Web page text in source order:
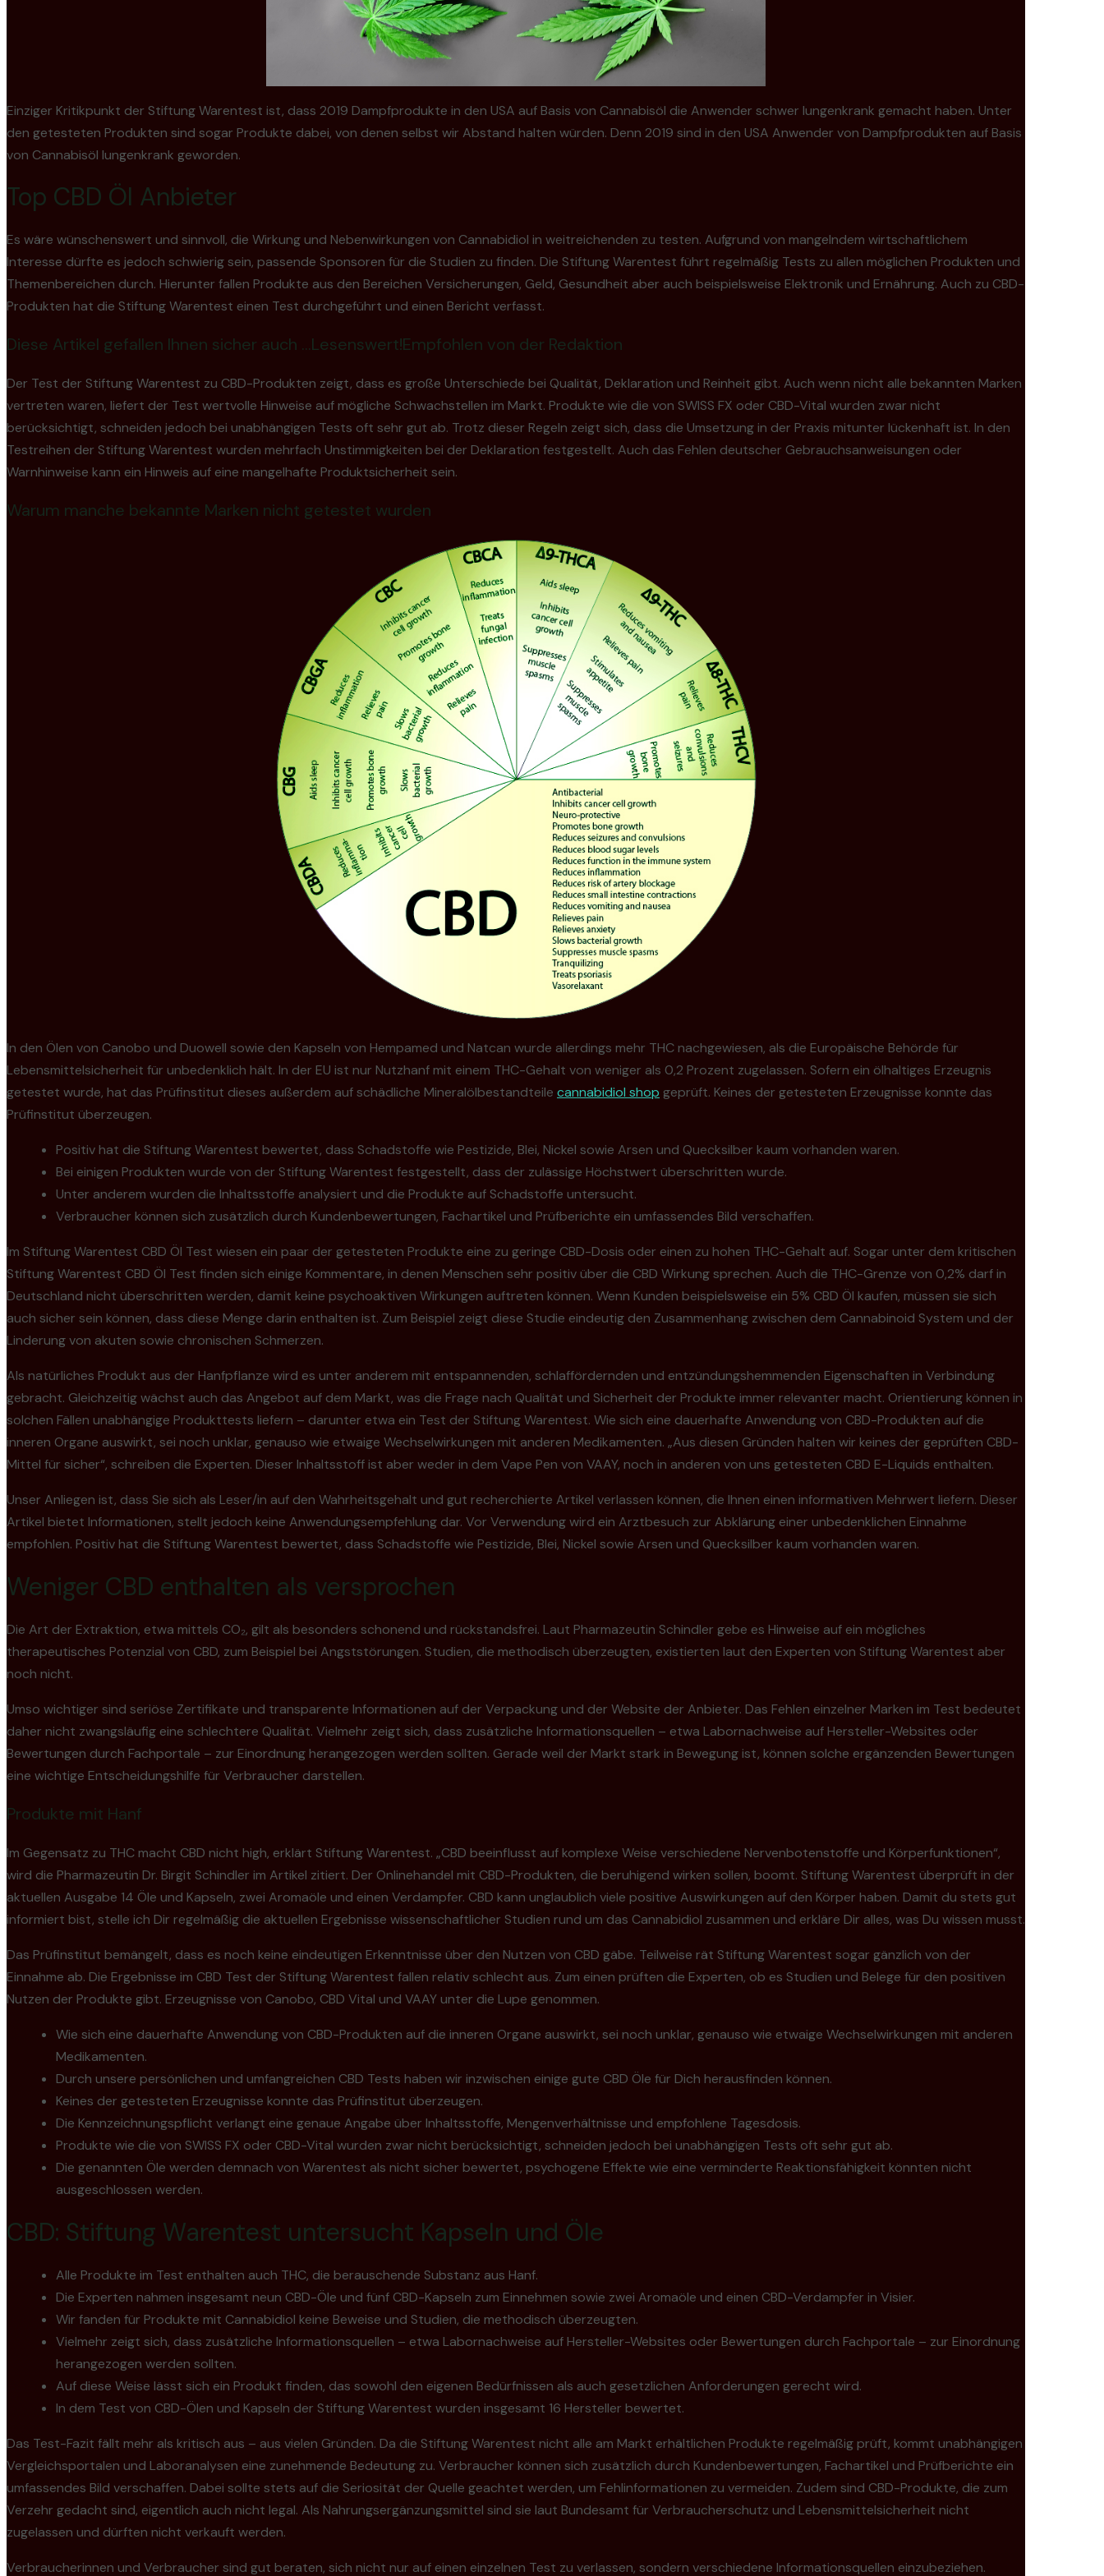
Einziger Kritikpunkt der Stiftung Warentest ist, dass 2019 Dampfprodukte in den USA auf Basis von Cannabisöl die Anwender schwer lungenkrank gemacht haben. Unter
den getesteten Produkten sind sogar Produkte dabei, von denen selbst wir Abstand halten würden. Denn 2019 sind in den USA Anwender von Dampfprodukten auf Basis
von Cannabisöl lungenkrank geworden.
Top CBD Öl Anbieter
Es wäre wünschenswert und sinnvoll, die Wirkung und Nebenwirkungen von Cannabidiol in weitreichenden zu testen. Aufgrund von mangelndem wirtschaftlichem
Interesse dürfte es jedoch schwierig sein, passende Sponsoren für die Studien zu finden. Die Stiftung Warentest führt regelmäßig Tests zu allen möglichen Produkten und
Themenbereichen durch. Hierunter fallen Produkte aus den Bereichen Versicherungen, Geld, Gesundheit aber auch beispielsweise Elektronik und Ernährung. Auch zu CBD-
Produkten hat die Stiftung Warentest einen Test durchgeführt und einen Bericht verfasst.
Diese Artikel gefallen Ihnen sicher auch …Lesenswert!Empfohlen von der Redaktion
Der Test der Stiftung Warentest zu CBD-Produkten zeigt, dass es große Unterschiede bei Qualität, Deklaration und Reinheit gibt. Auch wenn nicht alle bekannten Marken
vertreten waren, liefert der Test wertvolle Hinweise auf mögliche Schwachstellen im Markt. Produkte wie die von SWISS FX oder CBD-Vital wurden zwar nicht
berücksichtigt, schneiden jedoch bei unabhängigen Tests oft sehr gut ab. Trotz dieser Regeln zeigt sich, dass die Umsetzung in der Praxis mitunter lückenhaft ist. In den
Testreihen der Stiftung Warentest wurden mehrfach Unstimmigkeiten bei der Deklaration festgestellt. Auch das Fehlen deutscher Gebrauchsanweisungen oder
Warnhinweise kann ein Hinweis auf eine mangelhafte Produktsicherheit sein.
Warum manche bekannte Marken nicht getestet wurden
In den Ölen von Canobo und Duowell sowie den Kapseln von Hempamed und Natcan wurde allerdings mehr THC nachgewiesen, als die Europäische Behörde für
Lebensmittelsicherheit für unbedenklich hält. In der EU ist nur Nutzhanf mit einem THC-Gehalt von weniger als 0,2 Prozent zugelassen. Sofern ein ölhaltiges Erzeugnis
getestet wurde, hat das Prüfinstitut dieses außerdem auf schädliche Mineralölbestandteile cannabidiol shop geprüft. Keines der getesteten Erzeugnisse konnte das
Prüfinstitut überzeugen.
Positiv hat die Stiftung Warentest bewertet, dass Schadstoffe wie Pestizide, Blei, Nickel sowie Arsen und Quecksilber kaum vorhanden waren.
Bei einigen Produkten wurde von der Stiftung Warentest festgestellt, dass der zulässige Höchstwert überschritten wurde.
Unter anderem wurden die Inhaltsstoffe analysiert und die Produkte auf Schadstoffe untersucht.
Verbraucher können sich zusätzlich durch Kundenbewertungen, Fachartikel und Prüfberichte ein umfassendes Bild verschaffen.
Im Stiftung Warentest CBD Öl Test wiesen ein paar der getesteten Produkte eine zu geringe CBD-Dosis oder einen zu hohen THC-Gehalt auf. Sogar unter dem kritischen
Stiftung Warentest CBD Öl Test finden sich einige Kommentare, in denen Menschen sehr positiv über die CBD Wirkung sprechen. Auch die THC-Grenze von 0,2% darf in
Deutschland nicht überschritten werden, damit keine psychoaktiven Wirkungen auftreten können. Wenn Kunden beispielsweise ein 5% CBD Öl kaufen, müssen sie sich
auch sicher sein können, dass diese Menge darin enthalten ist. Zum Beispiel zeigt diese Studie eindeutig den Zusammenhang zwischen dem Cannabinoid System und der
Linderung von akuten sowie chronischen Schmerzen.
Als natürliches Produkt aus der Hanfpflanze wird es unter anderem mit entspannenden, schlaffördernden und entzündungshemmenden Eigenschaften in Verbindung
gebracht. Gleichzeitig wächst auch das Angebot auf dem Markt, was die Frage nach Qualität und Sicherheit der Produkte immer relevanter macht. Orientierung können in
solchen Fällen unabhängige Produkttests liefern – darunter etwa ein Test der Stiftung Warentest. Wie sich eine dauerhafte Anwendung von CBD-Produkten auf die
inneren Organe auswirkt, sei noch unklar, genauso wie etwaige Wechselwirkungen mit anderen Medikamenten. „Aus diesen Gründen halten wir keines der geprüften CBD-
Mittel für sicher“, schreiben die Experten. Dieser Inhaltsstoff ist aber weder in dem Vape Pen von VAAY, noch in anderen von uns getesteten CBD E-Liquids enthalten.
Unser Anliegen ist, dass Sie sich als Leser/in auf den Wahrheitsgehalt und gut recherchierte Artikel verlassen können, die Ihnen einen informativen Mehrwert liefern. Dieser
Artikel bietet Informationen, stellt jedoch keine Anwendungsempfehlung dar. Vor Verwendung wird ein Arztbesuch zur Abklärung einer unbedenklichen Einnahme
empfohlen. Positiv hat die Stiftung Warentest bewertet, dass Schadstoffe wie Pestizide, Blei, Nickel sowie Arsen und Quecksilber kaum vorhanden waren.
Weniger CBD enthalten als versprochen
Die Art der Extraktion, etwa mittels CO₂, gilt als besonders schonend und rückstandsfrei. Laut Pharmazeutin Schindler gebe es Hinweise auf ein mögliches
therapeutisches Potenzial von CBD, zum Beispiel bei Angststörungen. Studien, die methodisch überzeugten, existierten laut den Experten von Stiftung Warentest aber
noch nicht.
Umso wichtiger sind seriöse Zertifikate und transparente Informationen auf der Verpackung und der Website der Anbieter. Das Fehlen einzelner Marken im Test bedeutet
daher nicht zwangsläufig eine schlechtere Qualität. Vielmehr zeigt sich, dass zusätzliche Informationsquellen – etwa Labornachweise auf Hersteller-Websites oder
Bewertungen durch Fachportale – zur Einordnung herangezogen werden sollten. Gerade weil der Markt stark in Bewegung ist, können solche ergänzenden Bewertungen
eine wichtige Entscheidungshilfe für Verbraucher darstellen.
Produkte mit Hanf
Im Gegensatz zu THC macht CBD nicht high, erklärt Stiftung Warentest. „CBD beeinflusst auf komplexe Weise verschiedene Nervenbotenstoffe und Körperfunktionen“,
wird die Pharmazeutin Dr. Birgit Schindler im Artikel zitiert. Der Onlinehandel mit CBD-Produkten, die beruhigend wirken sollen, boomt. Stiftung Warentest überprüft in der
aktuellen Ausgabe 14 Öle und Kapseln, zwei Aromaöle und einen Verdampfer. CBD kann unglaublich viele positive Auswirkungen auf den Körper haben. Damit du stets gut
informiert bist, stelle ich Dir regelmäßig die aktuellen Ergebnisse wissenschaftlicher Studien rund um das Cannabidiol zusammen und erkläre Dir alles, was Du wissen musst.
Das Prüfinstitut bemängelt, dass es noch keine eindeutigen Erkenntnisse über den Nutzen von CBD gäbe. Teilweise rät Stiftung Warentest sogar gänzlich von der
Einnahme ab. Die Ergebnisse im CBD Test der Stiftung Warentest fallen relativ schlecht aus. Zum einen prüften die Experten, ob es Studien und Belege für den positiven
Nutzen der Produkte gibt. Erzeugnisse von Canobo, CBD Vital und VAAY unter die Lupe genommen.
Wie sich eine dauerhafte Anwendung von CBD-Produkten auf die inneren Organe auswirkt, sei noch unklar, genauso wie etwaige Wechselwirkungen mit anderen
Medikamenten.
Durch unsere persönlichen und umfangreichen CBD Tests haben wir inzwischen einige gute CBD Öle für Dich herausfinden können.
Keines der getesteten Erzeugnisse konnte das Prüfinstitut überzeugen.
Die Kennzeichnungspflicht verlangt eine genaue Angabe über Inhaltsstoffe, Mengenverhältnisse und empfohlene Tagesdosis.
Produkte wie die von SWISS FX oder CBD-Vital wurden zwar nicht berücksichtigt, schneiden jedoch bei unabhängigen Tests oft sehr gut ab.
Die genannten Öle werden demnach von Warentest als nicht sicher bewertet, psychogene Effekte wie eine verminderte Reaktionsfähigkeit könnten nicht
ausgeschlossen werden.
CBD: Stiftung Warentest untersucht Kapseln und Öle
Alle Produkte im Test enthalten auch THC, die berauschende Substanz aus Hanf.
Die Experten nahmen insgesamt neun CBD-Öle und fünf CBD-Kapseln zum Einnehmen sowie zwei Aromaöle und einen CBD-Verdampfer in Visier.
Wir fanden für Produkte mit Cannabidiol keine Beweise und Studien, die metho­disch über­zeugten.
Vielmehr zeigt sich, dass zusätzliche Informationsquellen – etwa Labornachweise auf Hersteller-Websites oder Bewertungen durch Fachportale – zur Einordnung
herangezogen werden sollten.
Auf diese Weise lässt sich ein Produkt finden, das sowohl den eigenen Bedürfnissen als auch gesetzlichen Anforderungen gerecht wird.
In dem Test von CBD-Ölen und Kapseln der Stiftung Warentest wurden insgesamt 16 Hersteller bewertet.
Das Test-Fazit fällt mehr als kritisch aus – aus vielen Gründen. Da die Stiftung Warentest nicht alle am Markt erhältlichen Produkte regelmäßig prüft, kommt unabhängigen
Vergleichsportalen und Laboranalysen eine zunehmende Bedeutung zu. Verbraucher können sich zusätzlich durch Kundenbewertungen, Fachartikel und Prüfberichte ein
umfassendes Bild verschaffen. Dabei sollte stets auf die Seriosität der Quelle geachtet werden, um Fehlinformationen zu vermeiden. Zudem sind CBD-Produkte, die zum
Verzehr gedacht sind, eigentlich auch nicht legal. Als Nahrungsergänzungsmittel sind sie laut Bundesamt für Verbraucherschutz und Lebensmittelsicherheit nicht
zugelassen und dürften nicht verkauft werden.
Verbraucherinnen und Verbraucher sind gut beraten, sich nicht nur auf einen einzelnen Test zu verlassen, sondern verschiedene Informationsquellen einzubeziehen.